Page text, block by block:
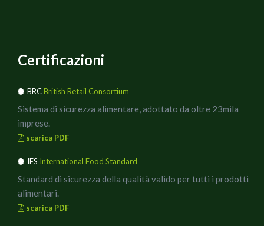
Certificazioni
BRCBritish Retail Consortium
Sistema di sicurezza alimentare, adottato da oltre 23mila
imprese.
scarica PDF
IFS International Food Standard
Standard di sicurezza della qualità valido per tutti i prodotti
alimentari.
scarica PDF